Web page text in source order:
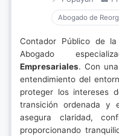
Abogado de
Contador Público de
Abogado
Empresariales. Con
entendimiento del
proteger los intereses
transición ordenada y
asegura claridad,
proporcionando